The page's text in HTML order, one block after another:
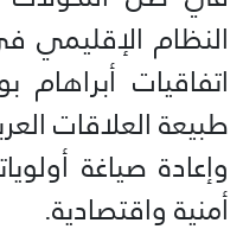
النظام الإقليمي
اتفاقيات
طبيعة العلاقات
وإعادة صياغة
أمنية واقتصادية.